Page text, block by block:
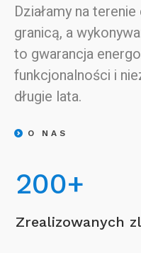
Działamy na
granicą, a
to gwarancja
funkcjonalności i
długie lata.
O NAS
200+
Zrealizowanych